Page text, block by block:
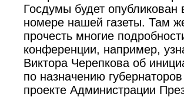
Госдумы будет
номере нашей газеты. Там
прочесть многие
конференции, например,
Виктора Черепкова об
по назначению
проекте Администрации